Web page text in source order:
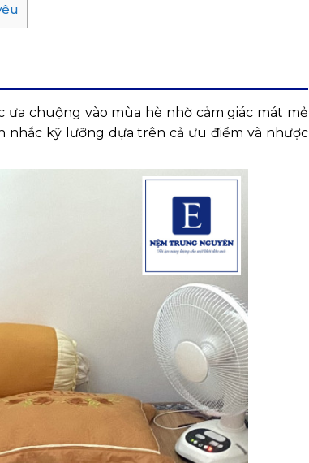
chuộng vào mùa hè nhờ cảm giác mát mẻ
nhắc kỹ lưỡng dựa trên cả ưu điểm và nhược